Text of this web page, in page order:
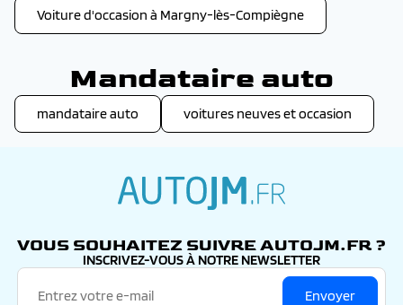
Voiture d'occasion à Margny-lès-Compiègne
Mandataire auto
mandataire auto voitures neuves et occasion
VOUS SOUHAITEZ SUIVRE AUTOJM.FR ?
INSCRIVEZ-VOUS À NOTRE NEWSLETTER
Envoyer